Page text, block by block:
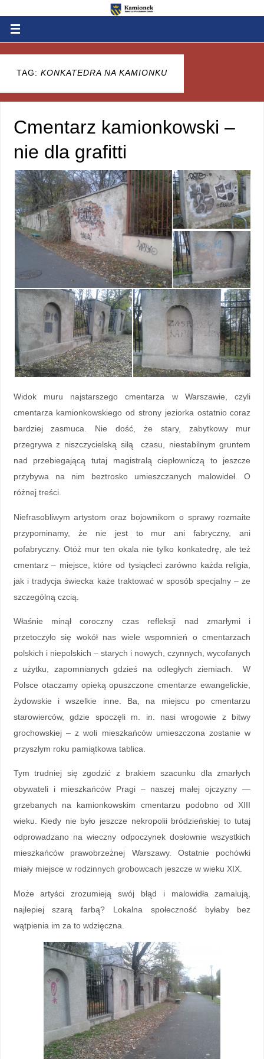
TAG: KONKATEDRA NA KAMIONKU
Cmentarz kamionkowski –
nie dla grafitti
Widok muru najstarszego cmentarza w Warszawie, czyli
cmentarza kamionkowskiego od strony jeziorka ostatnio coraz
bardziej zasmuca. Nie dość, że stary, zabytkowy mur
przegrywa z niszczycielską siłą czasu, niestabilnym gruntem
nad przebiegającą tutaj magistralą ciepłowniczą to jeszcze
przybywa na nim beztrosko umieszczanych malowideł. O
różnej treści.
Niefrasobliwym artystom oraz bojownikom o sprawy rozmaite
przypominamy, że nie jest to mur ani fabryczny, ani
pofabryczny. Otóż mur ten okala nie tylko konkatedrę, ale też
cmentarz – miejsce, które od tysiącleci zarówno każda religia,
jak i tradycja świecka każe traktować w sposób specjalny – ze
szczególną czcią.
Właśnie minął coroczny czas refleksji nad zmarłymi i
przetoczyło się wokół nas wiele wspomnień o cmentarzach
polskich i niepolskich – starych i nowych, czynnych, wycofanych
z użytku, zapomnianych gdzieś na odległych ziemiach. W
Polsce otaczamy opieką opuszczone cmentarze ewangelickie,
żydowskie i wszelkie inne. Ba, na miejscu po cmentarzu
starowierców, gdzie spoczęli m. in. nasi wrogowie z bitwy
grochowskiej – z woli mieszkańców umieszczona zostanie w
przyszłym roku pamiątkowa tablica.
Tym trudniej się zgodzić z brakiem szacunku dla zmarłych
obywateli i mieszkańców Pragi – naszej małej ojczyzny —
grzebanych na kamionkowskim cmentarzu podobno od XIII
wieku. Kiedy nie było jeszcze nekropolii bródzieńskiej to tutaj
odprowadzano na wieczny odpoczynek dosłownie wszystkich
mieszkańców prawobrzeżnej Warszawy. Ostatnie pochówki
miały miejsce w rodzinnych grobowcach jeszcze w wieku XIX.
Może artyści zrozumieją swój błąd i malowidła zamalują,
najlepiej szarą farbą? Lokalna społeczność byłaby bez
wątpienia im za to wdzięczna.